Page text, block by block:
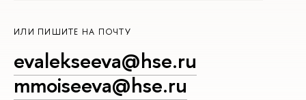
ИЛИ ПИШИТЕ НА ПОЧТУ
evalekseeva@hse.ru
mmoiseeva@hse.ru